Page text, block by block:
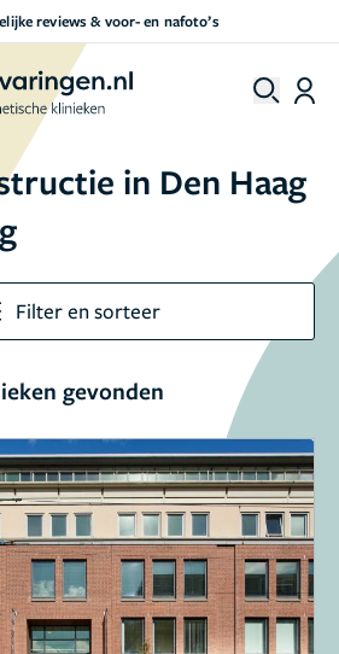
reviews & voor- en nafoto’s
in Den Haag
Filter en sorteer
gevonden